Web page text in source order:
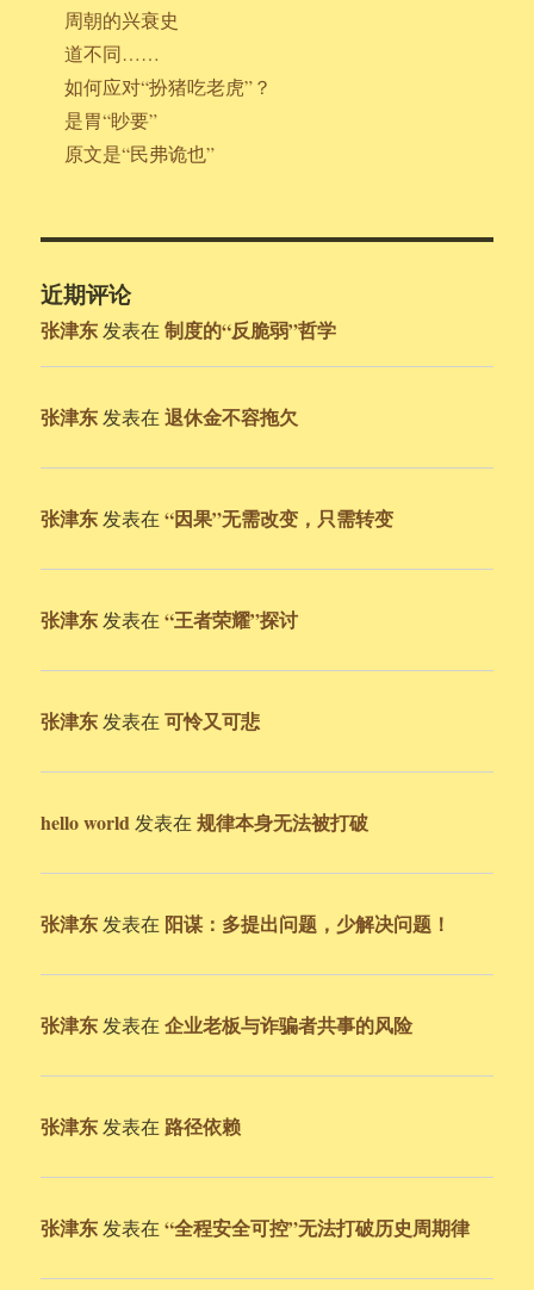
周朝的兴衰史
道不同……
如何应对“扮猪吃老虎”？
是胃“眇要”
原文是“民弗诡也”
近期评论
张津东 发表在制度的“反脆弱”哲学
张津东 发表在退休金不容拖欠
张津东 发表在“因果”无需改变，只需转变
张津东 发表在“王者荣耀”探讨
张津东 发表在可怜又可悲
hello world 发表在规律本身无法被打破
张津东 发表在 阳谋：多提出问题，少解决问题！
张津东 发表在企业老板与诈骗者共事的风险
张津东 发表在 路径依赖
张津东 发表在“全程安全可控”无法打破历史周期律